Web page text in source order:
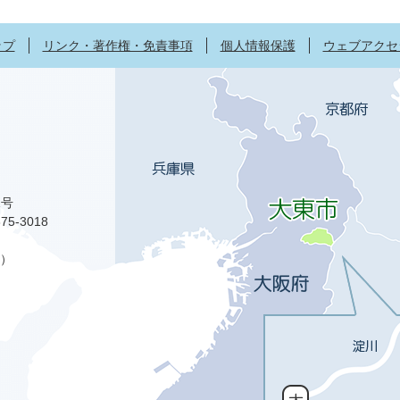
リンク・著作権・免責事項 個人情報保護 ウェブアク
3018